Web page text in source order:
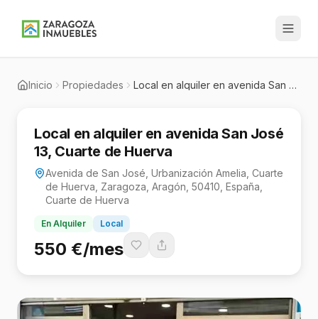
Inicio Propiedades Local en alquiler en avenida San José 13, Cuarte de Huerva
Local en alquiler en avenida San José
13, Cuarte de Huerva
Avenida de San José, Urbanización Amelia, Cuarte
de Huerva, Zaragoza, Aragón, 50410, España,
Cuarte de Huerva
En Alquiler Local
550 €/mes